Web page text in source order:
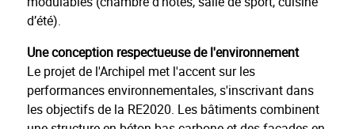
d’été).
Une conception respectueuse de l'environnement
Le projet de l'Archipel met l'accent sur les
performances environnementales, s'inscrivant dans
les objectifs de la RE2020. Les bâtiments combinent